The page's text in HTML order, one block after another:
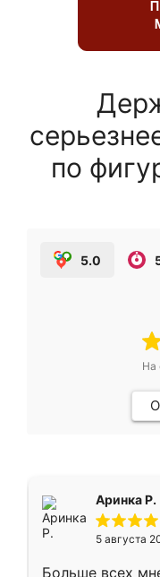
по
5.0
На
Аринка Р.
5 августа
Больше всех